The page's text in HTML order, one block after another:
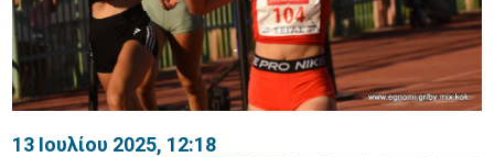
13 Ιουλίου 2025, 12:18